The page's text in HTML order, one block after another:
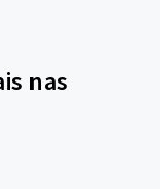
nas